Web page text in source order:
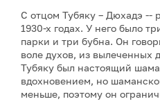
С отцом Тубяку – Дюхадэ --
1930-х годах. У него было
парки и три бубна. Он
воле духов, из вылеченных
Тубяку был настоящий
вдохновением, но
меньше, поэтому он